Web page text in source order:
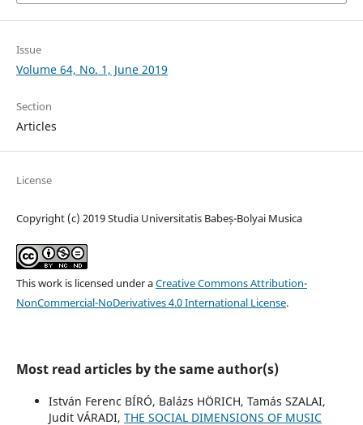
Issue
Volume 64, No. 1, June 2019
Section
Articles
License
Copyright (c) 2019 Studia Universitatis Babeș-Bolyai Musica
This work is licensed under aCreative Commons Attribution-
NonCommercial-NoDerivatives 4.0 International License.
Most read articles by the same author(s)
István Ferenc BÍRÓ, Balázs HÖRICH, Tamás SZALAI,
Judit VÁRADI, THE SOCIAL DIMENSIONS OF MUSIC